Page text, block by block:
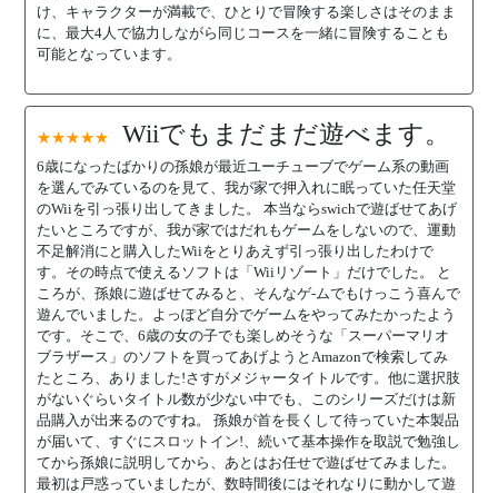
け、キャラクターが満載で、ひとりで冒険する楽しさはそのまま
に、最大4人で協力しながら同じコースを一緒に冒険することも
可能となっています。
★★★★★ Wiiでもまだまだ遊べます。
6歳になったばかりの孫娘が最近ユーチューブでゲーム系の動画
を選んでみているのを見て、我が家で押入れに眠っていた任天堂
のWiiを引っ張り出してきました。 本当ならswichで遊ばせてあげ
たいところですが、我が家ではだれもゲームをしないので、運動
不足解消にと購入したWiiをとりあえず引っ張り出したわけで
す。その時点で使えるソフトは「Wiiリゾート」だけでした。 と
ころが、孫娘に遊ばせてみると、そんなゲ-ムでもけっこう喜んで
遊んでいました。よっぽど自分でゲームをやってみたかったよう
です。そこで、6歳の女の子でも楽しめそうな「スーパーマリオ
ブラザース」のソフトを買ってあげようとAmazonで検索してみ
たところ、ありました!さすがメジャータイトルです。他に選択肢
がないぐらいタイトル数が少ない中でも、このシリーズだけは新
品購入が出来るのですね。 孫娘が首を長くして待っていた本製品
が届いて、すぐにスロットイン!、続いて基本操作を取説で勉強し
てから孫娘に説明してから、あとはお任せで遊ばせてみました。
最初は戸惑っていましたが、数時間後にはそれなりに動かして遊